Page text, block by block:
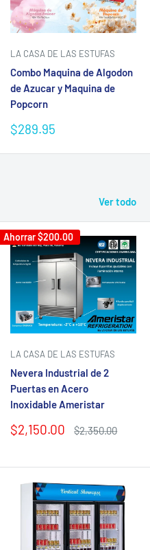
LA CASA DE LAS ESTUFAS
Combo Maquina de Algodon
de Azucar y Maquina de
Popcorn
Precio
venta
$289.95
Ver todo
Ahorrar$200.00
LA CASA DE LAS ESTUFAS
Nevera Industrial de 2
Puertas en Acero
Inoxidable Ameristar
Precio
$2,150.00
Precio
$2,350.00